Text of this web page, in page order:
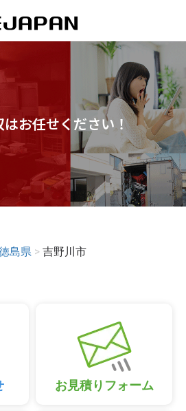
はお任せください！
島県 > 吉野川市
お見積りフォーム